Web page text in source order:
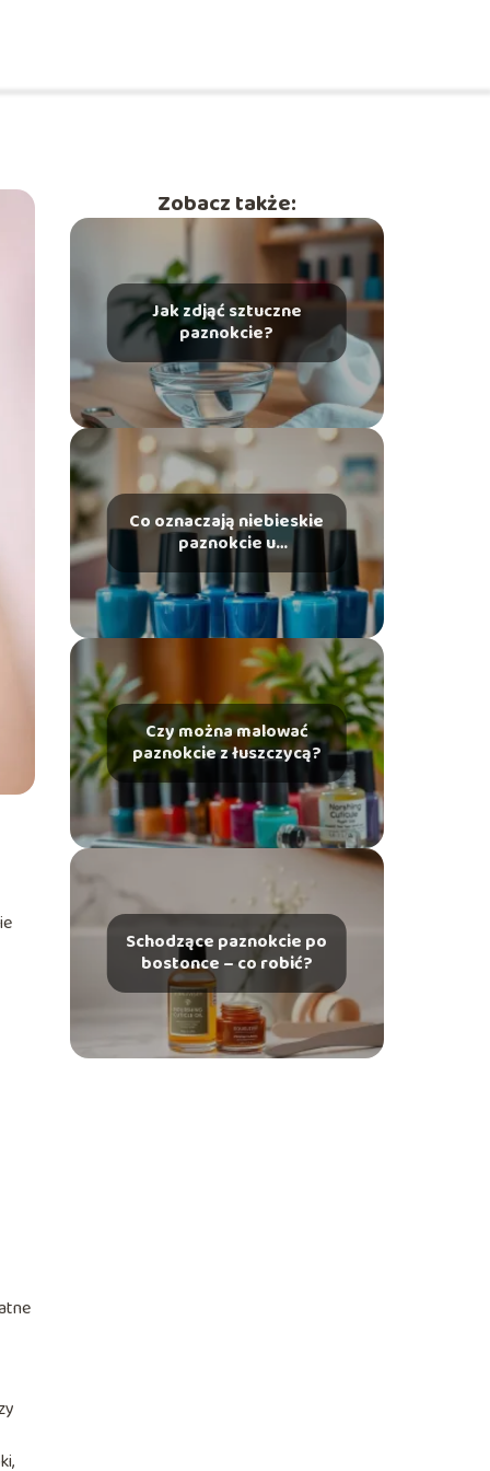
Zobacz także:
Jak zdjąć sztuczne
paznokcie?
Co oznaczają niebieskie
paznokcie u
dziewczyny?
Czy można malować
paznokcie z łuszczycą?
Schodzące paznokcie po
bostonce – co robić?